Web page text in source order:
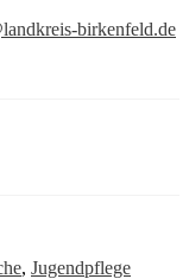
birkenfeld.de
, Jugendpflege